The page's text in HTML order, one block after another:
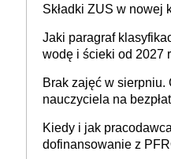
Składki ZUS w nowej
Jaki paragraf
wodę i ścieki od 2027
Brak zajęć w sierpniu.
nauczyciela na
Kiedy i jak
dofinansowanie z